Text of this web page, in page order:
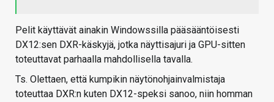
Pelit käyttävät ainakin Windowssilla pääsääntöisesti
DX12:sen DXR-käskyjä, jotka näyttisajuri ja GPU-sitten
toteuttavat parhaalla mahdollisella tavalla.
Ts. Olettaen, että kumpikin näytönohjainvalmistaja
toteuttaa DXR:n kuten DX12-speksi sanoo, niin homman